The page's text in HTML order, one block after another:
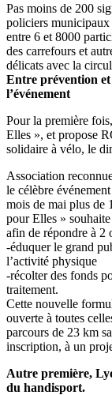
Pas moins de 200
policiers municipaux
entre 6 et 8000
des carrefours et
délicats avec la
Entre prévention
l’événement
Pour la première
Elles », et propose
solidaire à vélo, le
Association
le célèbre
mois de mai plus de
pour Elles »
afin de répondre à 2
-éduquer le grand
l’activité physique
-récolter des fonds
traitement.
Cette nouvelle
ouverte à toutes
parcours de 23 km
inscription, à un
Autre première,
du handisport.